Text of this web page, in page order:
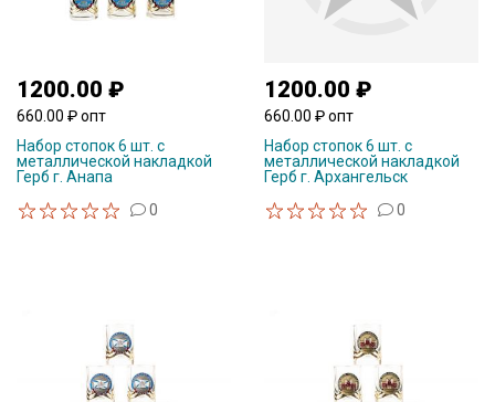
1200.00 ₽
660.00 ₽ опт
Набор стопок 6 шт. с
металлической накладкой
Герб г. Анапа
0
1200.00 ₽
660.00 ₽ опт
Набор стопок 6 шт. с
металлической накладкой
Герб г. Архангельск
0